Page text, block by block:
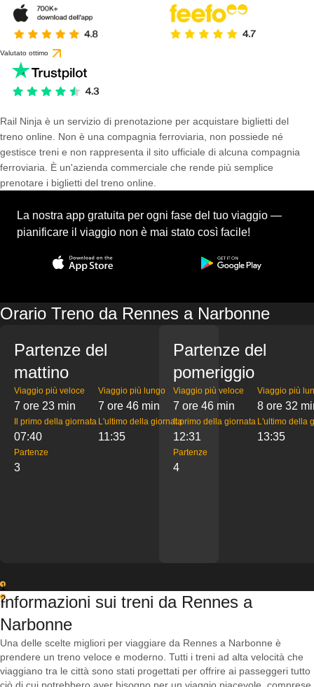
Valutato ottimo
Rail Ninja è un servizio di prenotazione per acquistare biglietti del
treno online. Non è una compagnia ferroviaria, non possiede né
gestisce treni e non rappresenta il sito ufficiale di alcuna compagnia
ferroviaria. È un'azienda commerciale che rende più semplice
prenotare i biglietti del treno online.
La nostra app gratuita per ogni fase del tuo viaggio —
pianificare il viaggio non è mai stato così facile!
Orario Treno da Rennes a Narbonne
Partenze del
mattino
Viaggio più veloce
7 ore 23 min
Viaggio più lungo
7 ore 46 min
Il primo della giornata
07:40
L'ultimo della giornata
11:35
Partenze
3
Partenze del
pomeriggio
Viaggio più veloce
7 ore 46 min
Viaggio più
8 ore 32
Il primo della giornata
12:31
L'ultimo della
13:35
Partenze
4
1
2
Informazioni sui treni da Rennes a
Narbonne
Una delle scelte migliori per viaggiare da Rennes a Narbonne è
prendere un treno veloce e moderno. Tutti i treni ad alta velocità che
viaggiano tra le città sono stati progettati per offrire ai passeggeri tutto